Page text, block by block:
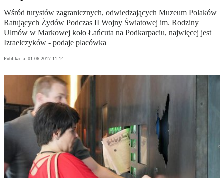
Wśród turystów zagranicznych, odwiedzających Muzeum Polaków
Ratujących Żydów Podczas II Wojny Światowej im. Rodziny
Ulmów w Markowej koło Łańcuta na Podkarpaciu, najwięcej jest
Izraelczyków - podaje placówka
Publikacja: 01.06.2017 11:14